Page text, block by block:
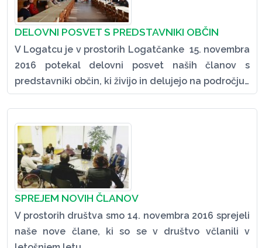
DELOVNI POSVET S PREDSTAVNIKI OBČIN
V Logatcu je v prostorih Logatčanke 15. novembra
2016 potekal delovni posvet naših članov s
predstavniki občin, ki živijo in delujejo na področju…
SPREJEM NOVIH ČLANOV
V prostorih društva smo 14. novembra 2016 sprejeli
naše nove člane, ki so se v društvo včlanili v